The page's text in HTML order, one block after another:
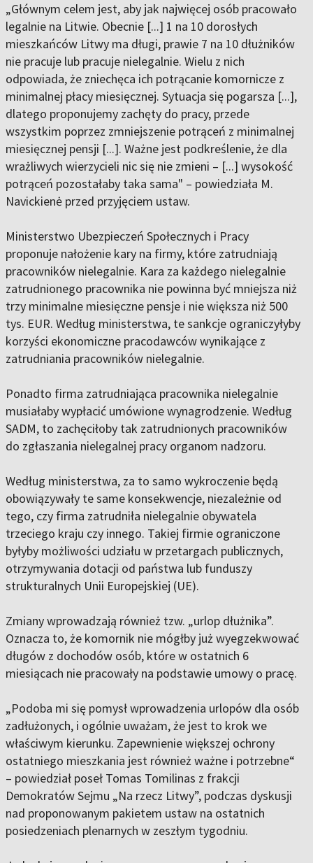
„Głównym celem jest, aby jak najwięcej osób pracowało
legalnie na Litwie. Obecnie [...] 1 na 10 dorosłych
mieszkańców Litwy ma długi, prawie 7 na 10 dłużników
nie pracuje lub pracuje nielegalnie. Wielu z nich
odpowiada, że zniechęca ich potrącanie komornicze z
minimalnej płacy miesięcznej. Sytuacja się pogarsza [...],
dlatego proponujemy zachęty do pracy, przede
wszystkim poprzez zmniejszenie potrąceń z minimalnej
miesięcznej pensji [...]. Ważne jest podkreślenie, że dla
wrażliwych wierzycieli nic się nie zmieni – [...] wysokość
potrąceń pozostałaby taka sama" – powiedziała M.
Navickienė przed przyjęciem ustaw.
Ministerstwo Ubezpieczeń Społecznych i Pracy
proponuje nałożenie kary na firmy, które zatrudniają
pracowników nielegalnie. Kara za każdego nielegalnie
zatrudnionego pracownika nie powinna być mniejsza niż
trzy minimalne miesięczne pensje i nie większa niż 500
tys. EUR. Według ministerstwa, te sankcje ograniczyłyby
korzyści ekonomiczne pracodawców wynikające z
zatrudniania pracowników nielegalnie.
Ponadto firma zatrudniająca pracownika nielegalnie
musiałaby wypłacić umówione wynagrodzenie. Według
SADM, to zachęciłoby tak zatrudnionych pracowników
do zgłaszania nielegalnej pracy organom nadzoru.
Według ministerstwa, za to samo wykroczenie będą
obowiązywały te same konsekwencje, niezależnie od
tego, czy firma zatrudniła nielegalnie obywatela
trzeciego kraju czy innego. Takiej firmie ograniczone
byłyby możliwości udziału w przetargach publicznych,
otrzymywania dotacji od państwa lub funduszy
strukturalnych Unii Europejskiej (UE).
Zmiany wprowadzają również tzw. „urlop dłużnika”.
Oznacza to, że komornik nie mógłby już wyegzekwować
długów z dochodów osób, które w ostatnich 6
miesiącach nie pracowały na podstawie umowy o pracę.
„Podoba mi się pomysł wprowadzenia urlopów dla osób
zadłużonych, i ogólnie uważam, że jest to krok we
właściwym kierunku. Zapewnienie większej ochrony
ostatniego mieszkania jest również ważne i potrzebne“
– powiedział poseł Tomas Tomilinas z frakcji
Demokratów Sejmu „Na rzecz Litwy”, podczas dyskusji
nad proponowanym pakietem ustaw na ostatnich
posiedzeniach plenarnych w zeszłym tygodniu.